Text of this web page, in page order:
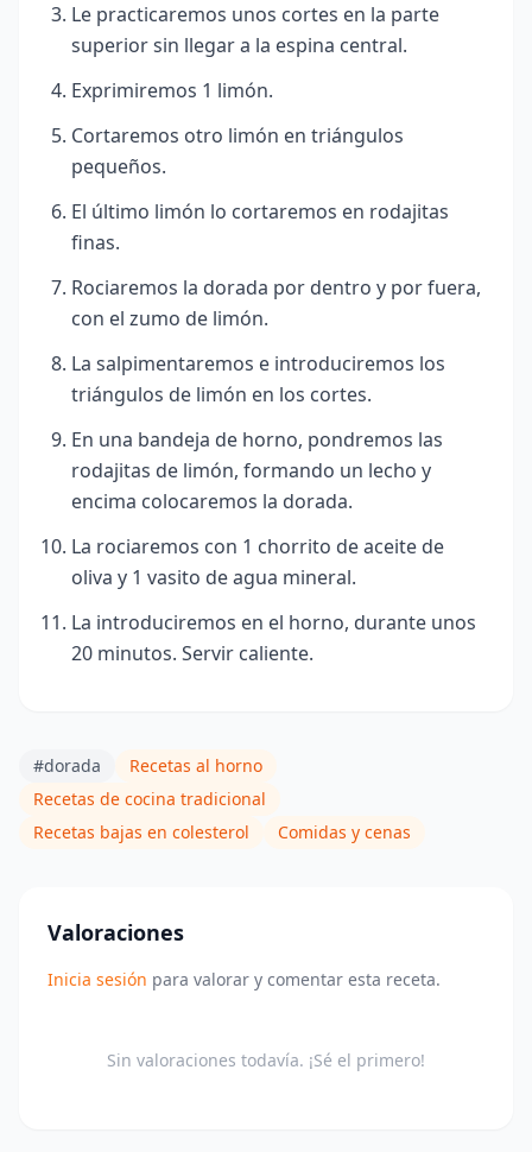
Le practicaremos unos cortes en la parte
superior sin llegar a la espina central.
Exprimiremos 1 limón.
Cortaremos otro limón en triángulos
pequeños.
El último limón lo cortaremos en rodajitas
finas.
Rociaremos la dorada por dentro y por fuera,
con el zumo de limón.
La salpimentaremos e introduciremos los
triángulos de limón en los cortes.
En una bandeja de horno, pondremos las
rodajitas de limón, formando un lecho y
encima colocaremos la dorada.
La rociaremos con 1 chorrito de aceite de
oliva y 1 vasito de agua mineral.
La introduciremos en el horno, durante unos
20 minutos. Servir caliente.
#dorada
Recetas al horno
Recetas de cocina tradicional
Recetas bajas en colesterol
Comidas y cenas
Valoraciones
Inicia sesión para valorar y comentar esta receta.
Sin valoraciones todavía. ¡Sé el primero!